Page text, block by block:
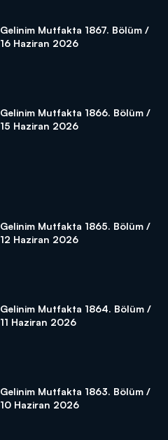
Gelinim Mutfakta 1867. Bölüm /
16 Haziran 2026
Gelinim Mutfakta 1866. Bölüm /
15 Haziran 2026
Gelinim Mutfakta 1865. Bölüm /
12 Haziran 2026
Gelinim Mutfakta 1864. Bölüm /
11 Haziran 2026
Gelinim Mutfakta 1863. Bölüm /
10 Haziran 2026